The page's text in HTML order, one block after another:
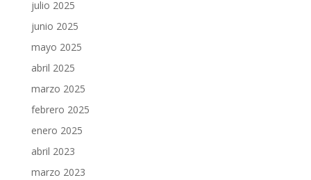
julio 2025
junio 2025
mayo 2025
abril 2025
marzo 2025
febrero 2025
enero 2025
abril 2023
marzo 2023